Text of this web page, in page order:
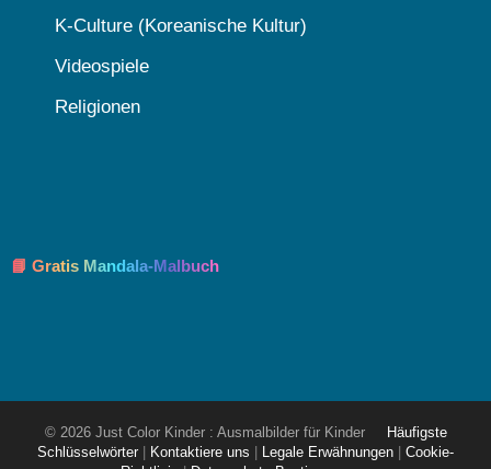
K-Culture (Koreanische Kultur)
Videospiele
Religionen
📘 Gratis Mandala-Malbuch
© 2026 Just Color Kinder : Ausmalbilder für Kinder
Häufigste
Schlüsselwörter
Kontaktiere uns Legale Erwähnungen
Cookie-